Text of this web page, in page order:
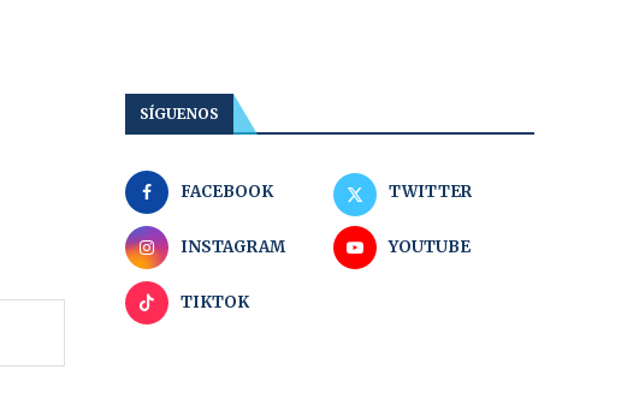
SÍGUENOS
FACEBOOK TWITTER
INSTAGRAM YOUTUBE
TIKTOK